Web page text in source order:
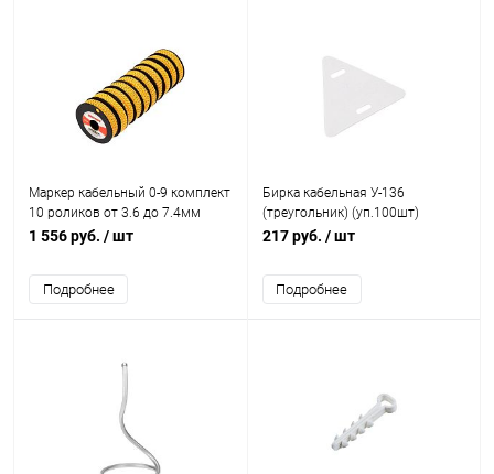
Маркер кабельный 0-9 комплект
10 роликов от 3.6 до 7.4мм
REXANT 12-6061
1 556 руб. / шт
Подробнее
Бирка кабельная У-136
(треугольник) (уп.100шт)
REXANT 07-6236
217 руб. / шт
Подробнее